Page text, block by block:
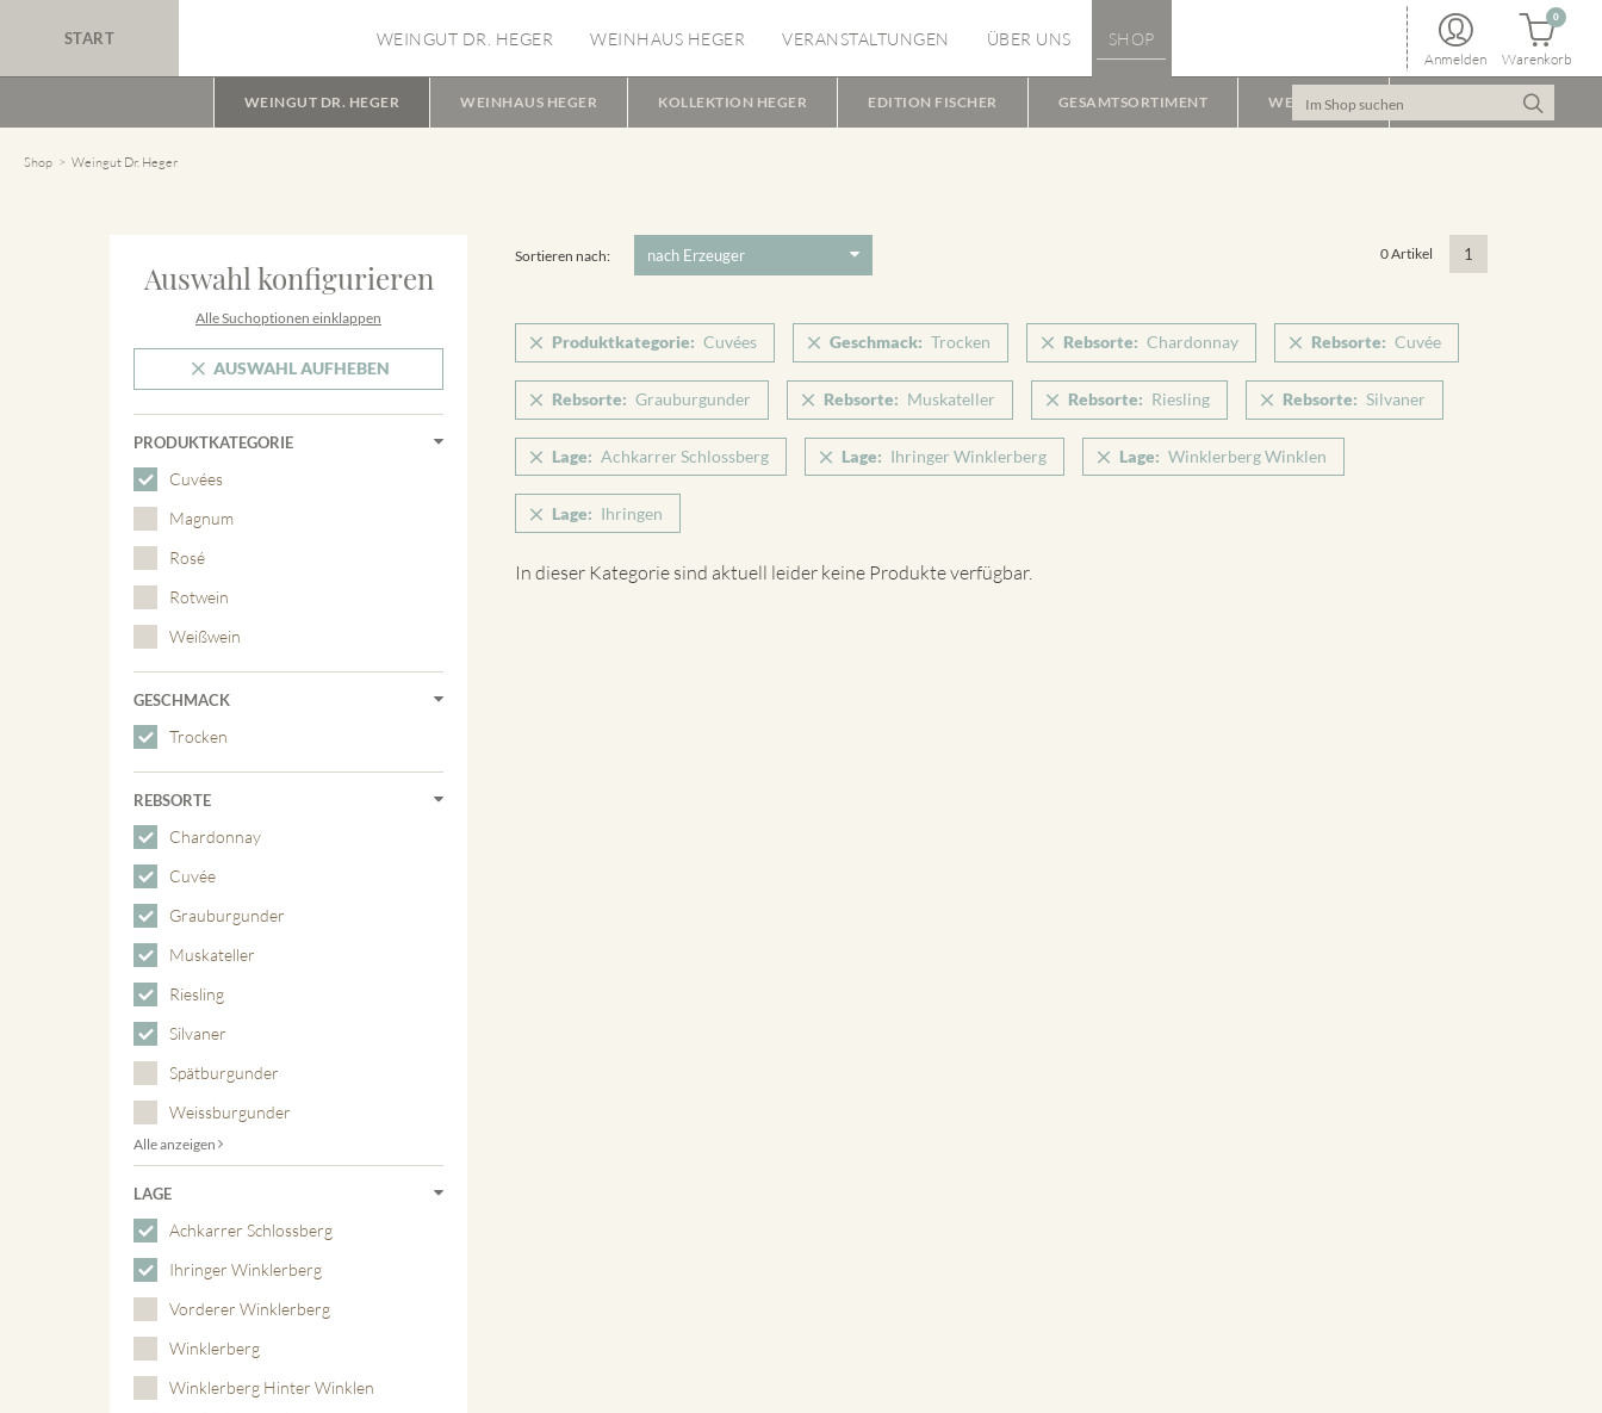
START WEINGUT DR. HEGER WEINHAUS HEGER VERANSTALTUNGEN ÜBER UNS SHOP
Anmelden Warenkorb
0
WEINGUT DR. HEGER WEINHAUS HEGER KOLLEKTION HEGER EDITION FISCHER GESAMTSORTIMENT WEINPAKET
Shop Weingut Dr. Heger
Auswahl konfigurieren
Alle Suchoptionen einklappen
AUSWAHL AUFHEBEN
PRODUKTKATEGORIE
Cuvées
Magnum
Rosé
Rotwein
Weißwein
GESCHMACK
Trocken
REBSORTE
Chardonnay
Cuvée
Grauburgunder
Muskateller
Riesling
Silvaner
Spätburgunder
Weissburgunder
Alle anzeigen
LAGE
Achkarrer Schlossberg
Ihringer Winklerberg
Vorderer Winklerberg
Winklerberg
Winklerberg Hinter Winklen
Sortieren nach: 0 Artikel 1
Produktkategorie: Cuvées Geschmack: Trocken Rebsorte: Chardonnay Rebsorte: Cuvée
Rebsorte: Grauburgunder Rebsorte: Muskateller Rebsorte: Riesling Rebsorte: Silvaner
Lage: Achkarrer Schlossberg Lage: Ihringer Winklerberg Lage: Winklerberg Winklen
Lage: Ihringen
In dieser Kategorie sind aktuell leider keine Produkte verfügbar.